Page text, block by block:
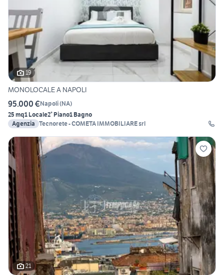
19
MONOLOCALE A NAPOLI
95.000 €Napoli(NA)
25 mq1 Locale2° Piano1 Bagno
Agenzia Tecnorete - COMETA IMMOBILIARE srl
21